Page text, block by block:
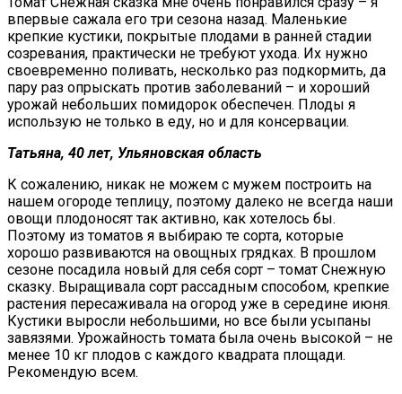
впервые сажала его три сезона назад. Маленькие
крепкие кустики, покрытые плодами в ранней стадии
созревания, практически не требуют ухода. Их нужно
своевременно поливать, несколько раз подкормить, да
пару раз опрыскать против заболеваний – и хороший
урожай небольших помидорок обеспечен. Плоды я
использую не только в еду, но и для консервации.
Татьяна, 40 лет, Ульяновская область
К сожалению, никак не можем с мужем построить на
нашем огороде теплицу, поэтому далеко не всегда наши
овощи плодоносят так активно, как хотелось бы.
Поэтому из томатов я выбираю те сорта, которые
хорошо развиваются на овощных грядках. В прошлом
сезоне посадила новый для себя сорт – томат Снежную
сказку. Выращивала сорт рассадным способом, крепкие
растения пересаживала на огород уже в середине июня.
Кустики выросли небольшими, но все были усыпаны
завязями. Урожайность томата была очень высокой – не
менее 10 кг плодов с каждого квадрата площади.
Рекомендую всем.